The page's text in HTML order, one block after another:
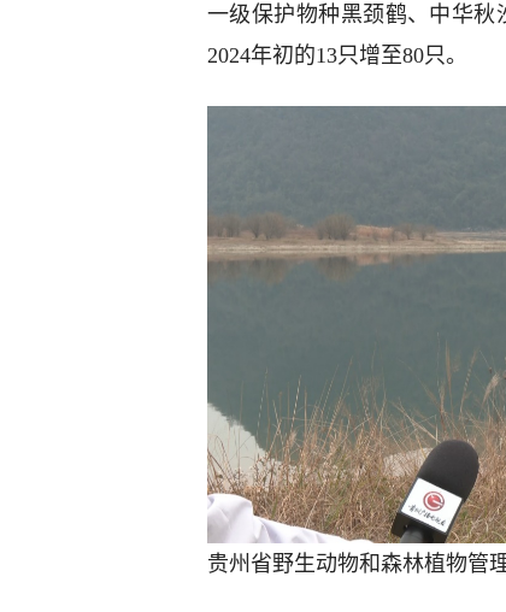
一级保护物种黑颈鹤、中华秋
2024年初的13只增至80只。
贵州省野生动物和森林植物管